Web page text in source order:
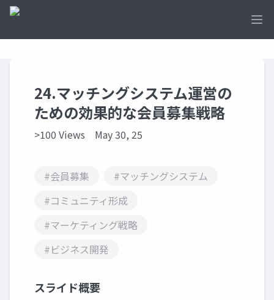
24.マッチングシステム運営の
ための効果的な会員募集戦略
>100 Views May 30, 25
#会員募集
#マッチングシステム
#コミュニティ形成
#マーケティング戦略
#ビジネス開発
スライド概要